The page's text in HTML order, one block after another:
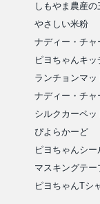
しもやま農産の
やさしい米粉
ナディー・チャ
ピヨちゃんキ
ランチョンマ
ナディー・チャ
シルクカーペッ
ぴよらかーど
ピヨちゃんシー
マスキングテー
ピヨちゃんTシ